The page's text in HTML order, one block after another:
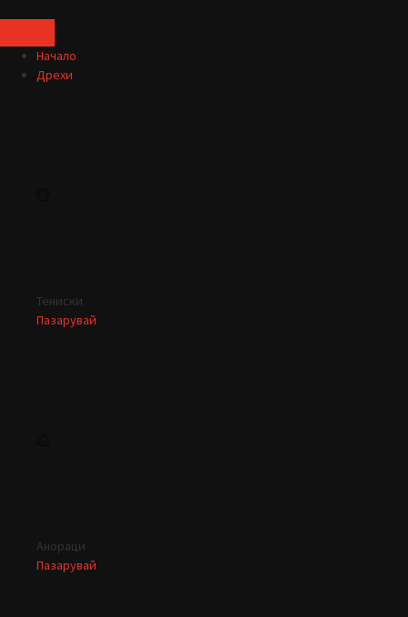
Начало
Дрехи
Тениски
Пазарувай
Анораци
Пазарувай